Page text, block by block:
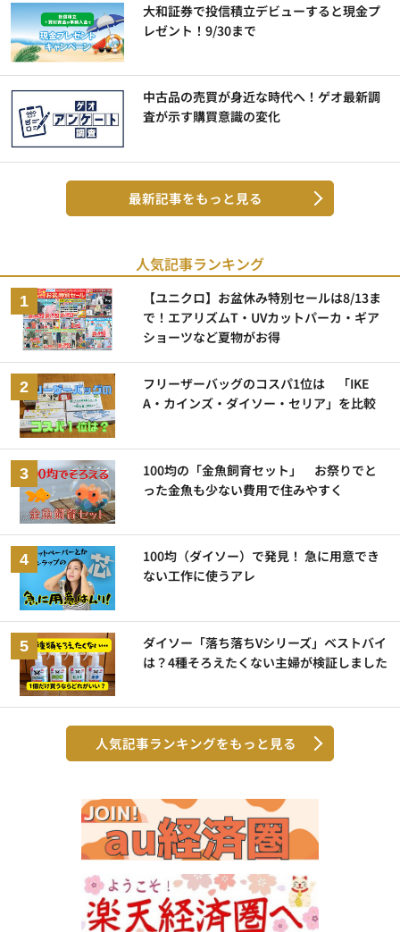
大和証券で投信積立デビューすると現金プ
レゼント！9/30まで
中古品の売買が身近な時代へ！ゲオ最新調
査が示す購買意識の変化
最新記事をもっと見る
人気記事ランキング
【ユニクロ】お盆休み特別セールは8/13ま
で！エアリズムT・UVカットパーカ・ギア
ショーツなど夏物がお得
フリーザーバッグのコスパ1位は 「IKE
A・カインズ・ダイソー・セリア」を比較
100均の「金魚飼育セット」 お祭りでと
った金魚も少ない費用で住みやすく
100均（ダイソー）で発見！ 急に用意でき
ない工作に使うアレ
ダイソー「落ち落ちVシリーズ」ベストバイ
は？4種そろえたくない主婦が検証しました
人気記事ランキングをもっと見る